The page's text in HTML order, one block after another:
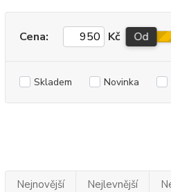
Cena: Kč Od
Skladem Novinka
Nejnovější Nejlevnější